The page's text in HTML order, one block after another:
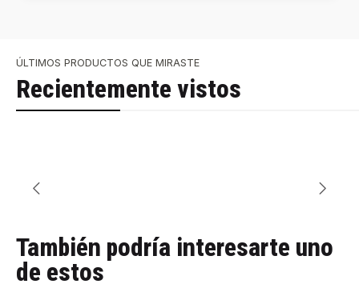
ÚLTIMOS PRODUCTOS QUE MIRASTE
Recientemente vistos
También podría interesarte uno
de estos